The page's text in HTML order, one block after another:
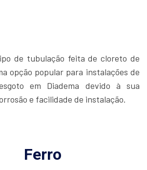
de tubulação feita de cloreto de
opção popular para instalações de
em Diadema devido à sua
e facilidade de instalação.
Ferro